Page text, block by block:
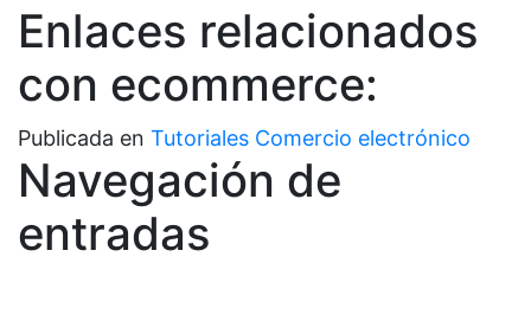
Enlaces relacionados
con ecommerce:
Publicada en Tutoriales Comercio electrónico
Navegación de
entradas